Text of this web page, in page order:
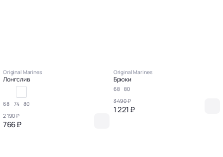
Original Marines
Лонгслив
68 74
80
2 190 ₽
766 ₽
Original Marines
Брюки
68
80
3 490 ₽
1 221 ₽